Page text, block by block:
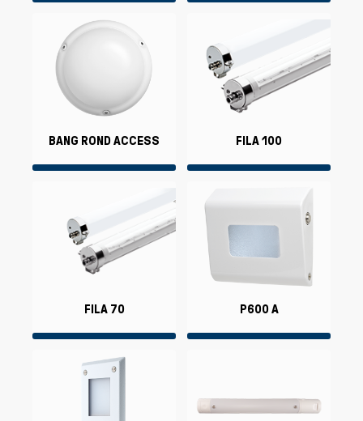
BANG ROND ACCESS FILA 100
FILA 70 P600 A